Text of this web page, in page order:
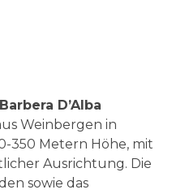
D’Alba
Weinbergen in
350 Metern Höhe, mit
Ausrichtung. Die
sowie das